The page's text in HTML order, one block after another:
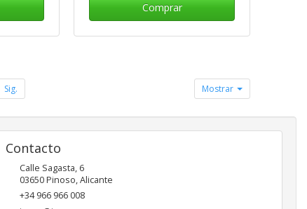
Comprar
Sig. Mostrar
Contacto
Calle Sagasta, 6
03650Pinoso,Alicante
+34 966 966 008